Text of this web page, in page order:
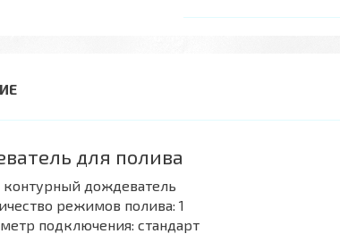
для полива
контурный дождеватель
режимов полива: 1
подключения: стандарт